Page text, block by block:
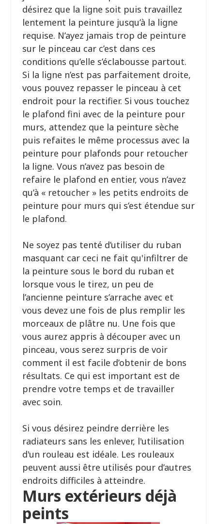
désirez que la ligne soit puis travaillez
lentement la peinture jusqu’à la ligne
requise. N’ayez jamais trop de peinture
sur le pinceau car c’est dans ces
conditions qu’elle s’éclabousse partout.
Si la ligne n’est pas parfaitement droite,
vous pouvez repasser le pinceau à cet
endroit pour la rectifier. Si vous touchez
le plafond fini avec de la peinture pour
murs, attendez que la peinture sèche
puis refaites le même processus avec la
peinture pour plafonds pour retoucher
la ligne. Vous n’avez pas besoin de
refaire le plafond en entier, vous n’avez
qu’à « retoucher » les petits endroits de
peinture pour murs qui s’est étendue sur
le plafond.
Ne soyez pas tenté d’utiliser du ruban
masquant car ceci ne fait qu'infiltrer de
la peinture sous le bord du ruban et
lorsque vous le tirez, un peu de
l’ancienne peinture s’arrache avec et
vous devez une fois de plus remplir les
morceaux de plâtre nu. Une fois que
vous aurez appris à découper avec un
pinceau, vous serez surpris de voir
comment il est facile d’obtenir de bons
résultats. Ce qui est important est de
prendre votre temps et de travailler
avec soin.
Si vous désirez peindre derrière les
radiateurs sans les enlever, l'utilisation
d'un rouleau est idéale. Les rouleaux
peuvent aussi être utilisés pour d’autres
endroits difficiles à atteindre.
Murs extérieurs déjà
peints